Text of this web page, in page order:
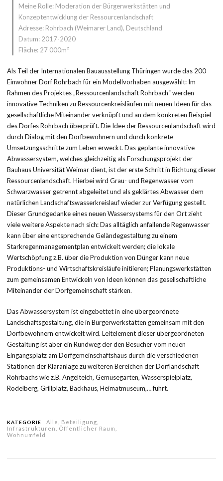
Meine Rolle: Moderation der Bürgerwerkstätten und
Konzeptentwicklung der Ressourcenlandschaft
Adresse: Rohrbach (Weimarer Land), Deutschland
Datum: 2017-2020
Fläche: 27 000m²
Als Teil der Internationalen Bauausstellung Thüringen wurde das 200
Einwohner Dorf Rohrbach für ein Modellvorhaben ausgewählt: Im
Rahmen des Projektes „Ressourcenlandschaft Rohrbach“ werden
innovative Techniken zu Ressourcenkreisläufen mit neuen Ideen für das
gesellschaftliche Miteinander verknüpft und an dem konkreten Beispiel
des Dorfes Rohrbach überprüft. Die Idee der Ressourcenlandschaft wird
durch Dialog mit den Dorfbewohnern und durch konkrete
Umsetzungsschritte zum Leben erweckt. Das geplante innovative
Abwassersystem, welches gleichzeitig als Forschungsprojekt der
Bauhaus Universität Weimar dient, ist der erste Schritt in Richtung dieser
Ressourcenlandschaft. Hierbei wird Grau- und Regenwasser vom
Schwarzwasser getrennt abgeleitet und als geklärtes Abwasser dem
natürlichen Landschaftswasserkreislauf wieder zur Verfügung gestellt.
Dieser Grundgedanke eines neuen Wassersystems für den Ort zieht
viele weitere Aspekte nach sich: Das alltäglich anfallende Regenwasser
kann über eine entsprechende Geländegestaltung zu einem
Starkregenmanagementplan entwickelt werden; die lokale
Wertschöpfung z.B. über die Produktion von Dünger kann neue
Produktions- und Wirtschaftskreisläufe initiieren; Planungswerkstätten
zum gemeinsamen Entwickeln von Ideen können das gesellschaftliche
Miteinander der Dorfgemeinschaft stärken.
Das Abwassersystem ist eingebettet in eine übergeordnete
Landschaftsgestaltung, die in Bürgerwerkstätten gemeinsam mit den
Dorfbewohnern entwickelt wird. Leitelement dieser übergeordneten
Gestaltung ist aber ein Rundweg der den Besucher vom neuen
Eingangsplatz am Dorfgemeinschaftshaus durch die verschiedenen
Stationen der Kläranlage zu weiteren Bereichen der Dorflandschaft
Rohrbachs wie z.B. Angelteich, Gemüsegärten, Wasserspielplatz,
Rodelberg, Grillplatz, Backhaus, Heimatmuseum,… führt.
KATEGORIE Alle Beteiligung
Infrastrukturen
Öffentlicher Raum
Wohnumfeld